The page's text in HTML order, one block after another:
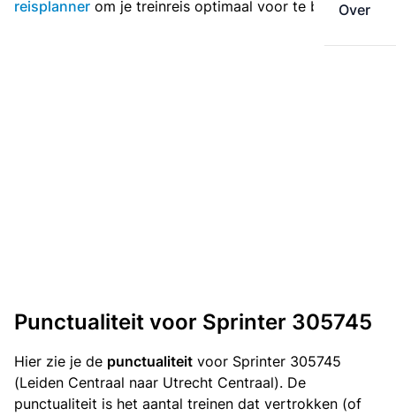
Over
reisplanner om je treinreis optimaal voor te bereiden.
Punctualiteit voor Sprinter 305745
Hier zie je de punctualiteit voor Sprinter 305745
(Leiden Centraal naar Utrecht Centraal). De
punctualiteit is het aantal treinen dat vertrokken (of